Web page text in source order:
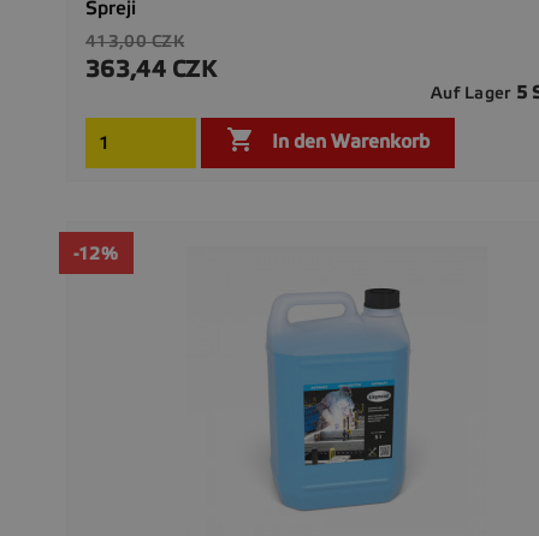
Spreji
Verkaufspreis
413,00 CZK
Preis
363,44 CZK
Auf Lager 5
 In den Warenkorb
-12%